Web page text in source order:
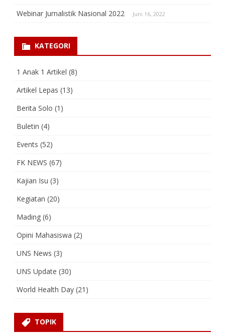
Webinar Jurnalistik Nasional 2022 Juni 16, 2022
KATEGORI
1 Anak 1 Artikel (8)
Artikel Lepas (13)
Berita Solo (1)
Buletin (4)
Events (52)
FK NEWS (67)
Kajian Isu (3)
Kegiatan (20)
Mading (6)
Opini Mahasiswa (2)
UNS News (3)
UNS Update (30)
World Health Day (21)
TOPIK